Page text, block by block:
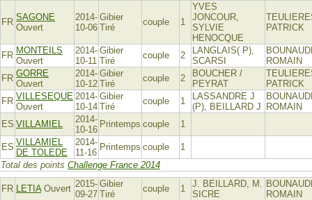
FR SAGONE
Ouvert
2014-
10-06
Gibier
Tiré
couple 1
YVES
JONCOUR,
SYLVIE
HENOCQUE
PATRICK
FR MONTEILS
Ouvert
2014-
10-11
Gibier
Tiré
couple 2
LANGLAIS( P),
SCARSI
ROMAIN
FR GORRE
Ouvert
2014-
10-12
Gibier
Tiré
couple 2
BOUCHER /
PEYRAT
PATRICK
FR VILLESEQUE
Ouvert
2014-
10-14
Gibier
Tiré
couple 1
LASSANDRE J
(P), BEILLARD J ROMAIN
ES VILLAMIEL
2014-
10-16
Printemps couple 1
ES VILLAMIEL
DE TOLEDE
2014-
11-16
Printemps couple
1
Total des points Challenge France 2014
FR LETIAOuvert 2015-
09-27
Gibier
Tiré
couple 1
J. BEILLARD, M.
SICRE
ROMAIN